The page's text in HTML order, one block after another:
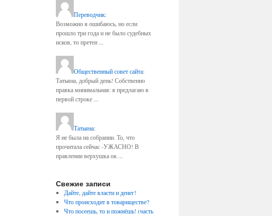
Переводчик:
Возможно я ошибаюсь, но если
прошло три года и не было судебных
исков, то претен ...
Общественный совет сайта:
Татьяна, добрый день! Собственно
правка минимальная: я предлагаю в
первой строке ...
Татьяна:
Я не была на собрании. То, что
прочитала сейчас -УЖАСНО! В
правлении верхушка ок ...
Свежие записи
Дайте, дайте власти и денег!
Что происходит в товариществе?
Что посеешь, то и пожнёшь! (часть